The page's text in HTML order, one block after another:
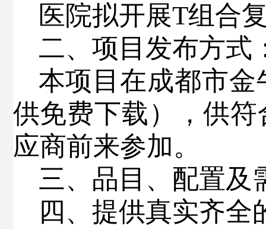
医院拟开展T组合
二、项目发布方式
本项目在成都市
供免费下载），供
应商前来参加。
三、品目、配置及
四、提供真实齐全